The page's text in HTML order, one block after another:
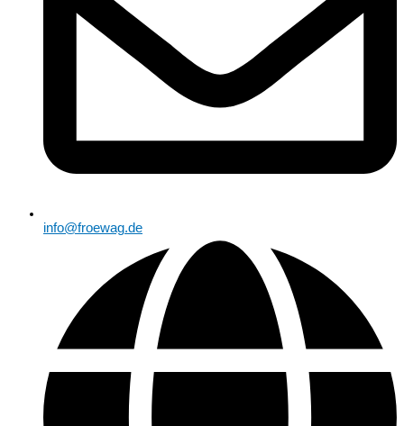
info@froewag.de